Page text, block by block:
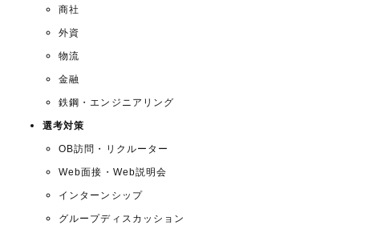
商社
外資
物流
金融
鉄鋼・エンジニアリング
選考対策
OB訪問・リクルーター
Web面接・Web説明会
インターンシップ
グループディスカッション